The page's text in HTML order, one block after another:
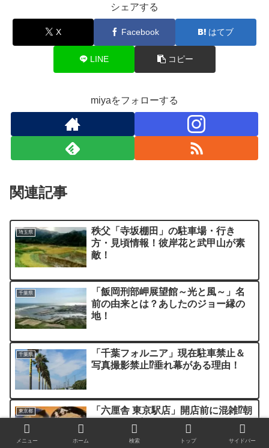
シェアする
X Facebook はてブ
LINE コピー
miyaをフォローする
関連記事
埼玉県
秩父「寺坂棚田」の駐車場・行き
方・見頃情報！彼岸花と武甲山が素
敵！
千葉県
「飯岡刑部岬展望館～光と風～」名
前の由来とは？あしたのジョー縁の
地！
千葉県
「千葉フォルニア」現在駐車禁止＆
写真撮影禁止⁉垂れ幕がある理由！
東京都
「六厘舎 東京駅店」開店前に混雑⁉朝
メニューの朝つけめんを食す！
メニュー ホーム 検索 トップ サイドバー